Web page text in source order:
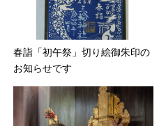
春詣「初午祭」切り絵御朱印の
お知らせです